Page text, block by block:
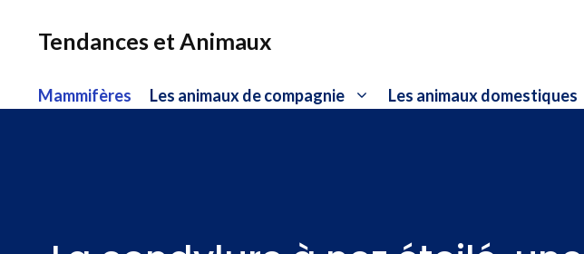
Tendances et Animaux
Mammifères Les animaux de compagnie Les animaux domestiques